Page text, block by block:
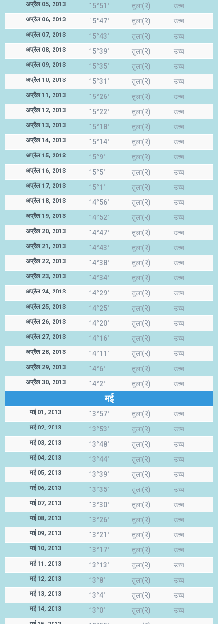
अप्रैल 05, 2013 15°51' तुला(R) उच्च
अप्रैल 06, 2013 15°47' तुला(R) उच्च
अप्रैल 07, 2013 15°43' तुला(R) उच्च
अप्रैल 08, 2013 15°39' तुला(R) उच्च
अप्रैल 09, 2013 15°35' तुला(R) उच्च
अप्रैल 10, 2013 15°31' तुला(R) उच्च
अप्रैल 11, 2013 15°26' तुला(R) उच्च
अप्रैल 12, 2013 15°22' तुला(R) उच्च
अप्रैल 13, 2013 15°18' तुला(R) उच्च
अप्रैल 14, 2013 15°14' तुला(R) उच्च
अप्रैल 15, 2013 15°9' तुला(R) उच्च
अप्रैल 16, 2013 15°5' तुला(R) उच्च
अप्रैल 17, 2013 15°1' तुला(R) उच्च
अप्रैल 18, 2013 14°56' तुला(R) उच्च
अप्रैल 19, 2013 14°52' तुला(R) उच्च
अप्रैल 20, 2013 14°47' तुला(R) उच्च
अप्रैल 21, 2013 14°43' तुला(R) उच्च
अप्रैल 22, 2013 14°38' तुला(R) उच्च
अप्रैल 23, 2013 14°34' तुला(R) उच्च
अप्रैल 24, 2013 14°29' तुला(R) उच्च
अप्रैल 25, 2013 14°25' तुला(R) उच्च
अप्रैल 26, 2013 14°20' तुला(R) उच्च
अप्रैल 27, 2013 14°16' तुला(R) उच्च
अप्रैल 28, 2013 14°11' तुला(R) उच्च
अप्रैल 29, 2013 14°6' तुला(R) उच्च
अप्रैल 30, 2013 14°2' तुला(R) उच्च
मई
मई 01, 2013 13°57' तुला(R) उच्च
मई 02, 2013 13°53' तुला(R) उच्च
मई 03, 2013 13°48' तुला(R) उच्च
मई 04, 2013 13°44' तुला(R) उच्च
मई 05, 2013 13°39' तुला(R) उच्च
मई 06, 2013 13°35' तुला(R) उच्च
मई 07, 2013 13°30' तुला(R) उच्च
मई 08, 2013 13°26' तुला(R) उच्च
मई 09, 2013 13°21' तुला(R) उच्च
मई 10, 2013 13°17' तुला(R) उच्च
मई 11, 2013 13°13' तुला(R) उच्च
मई 12, 2013 13°8' तुला(R) उच्च
मई 13, 2013 13°4' तुला(R) उच्च
मई 14, 2013 13°0' तुला(R) उच्च